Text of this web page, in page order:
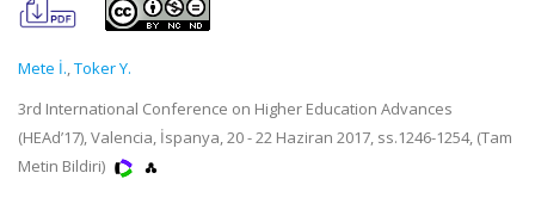
Mete İ.,Toker Y.
3rd International Conference on Higher Education Advances
(HEAd’17), Valencia, İspanya, 20 - 22 Haziran 2017, ss.1246-1254, (Tam
Metin Bildiri)